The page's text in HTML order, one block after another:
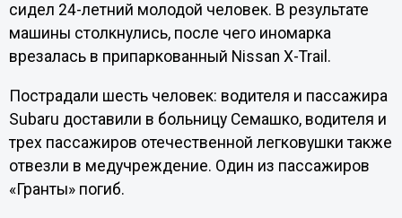
сидел 24-летний молодой человек. В результате
машины столкнулись, после чего иномарка
врезалась в припаркованный Nissan X-Trail.
Пострадали шесть человек: водителя и пассажира
Subaru доставили в больницу Семашко, водителя и
трех пассажиров отечественной легковушки также
отвезли в медучреждение. Один из пассажиров
«Гранты» погиб.